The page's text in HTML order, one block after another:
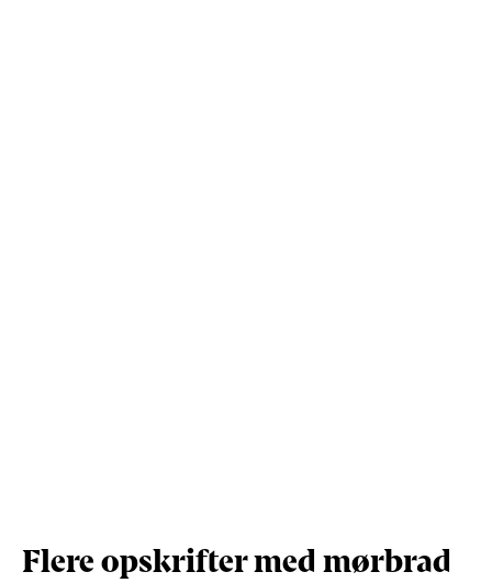
Flere opskrifter med mørbrad